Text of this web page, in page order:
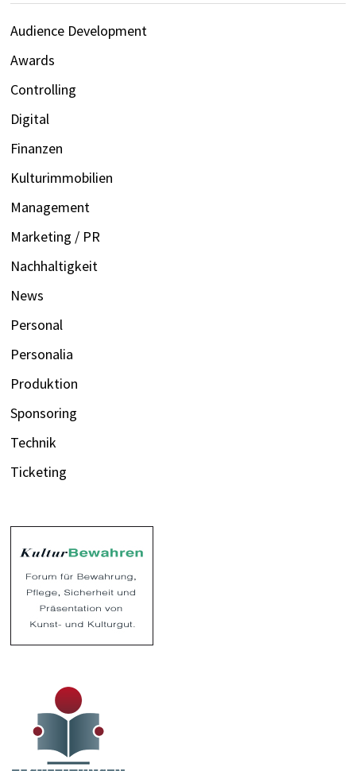
Audience Development
Awards
Controlling
Digital
Finanzen
Kulturimmobilien
Management
Marketing / PR
Nachhaltigkeit
News
Personal
Personalia
Produktion
Sponsoring
Technik
Ticketing